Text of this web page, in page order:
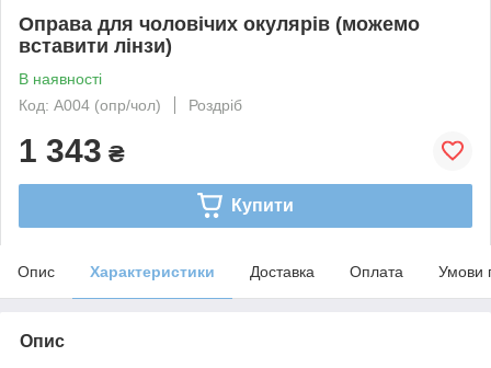
Оправа для чоловічих окулярів (можемо
вставити лінзи)
В наявності
Код: A004 (опр/чол)
Роздріб
1 343 ₴
Купити
Опис Характеристики Доставка Оплата Умови
Опис